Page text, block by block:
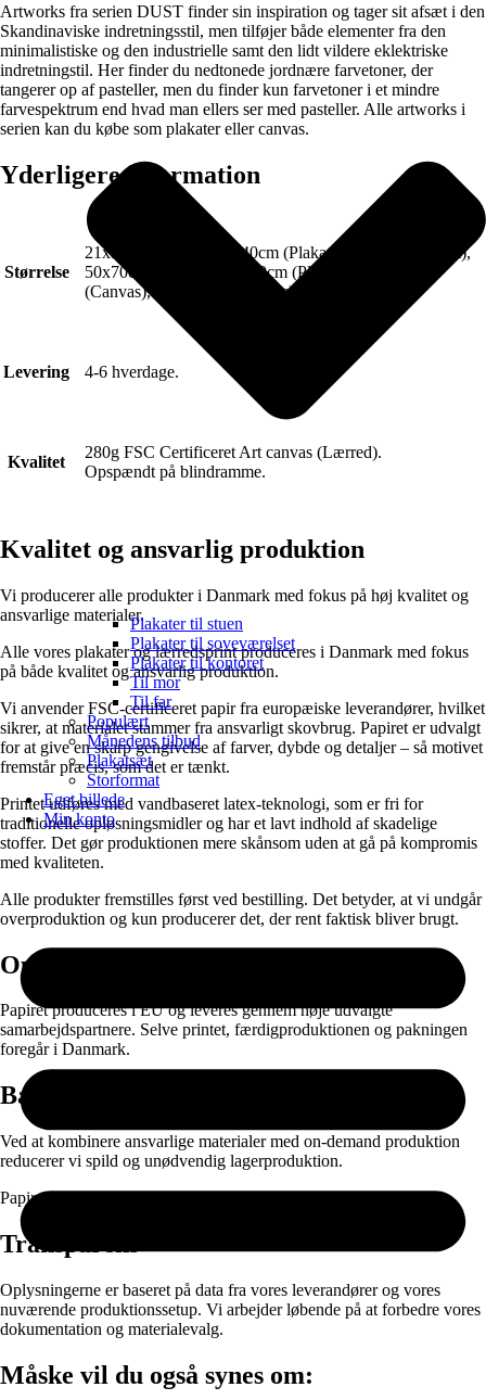
Plakater til stuen
Plakater til soveværelset
Plakater til kontoret
Til mor
Til far
Populært
Månedens tilbud
Plakatsæt
Storformat
Eget billede
Min konto
Artworks fra serien DUST finder sin inspiration og tager sit afsæt i den
Skandinaviske indretningsstil, men tilføjer både elementer fra den
minimalistiske og den industrielle samt den lidt vildere eklektriske
indretningstil. Her finder du nedtonede jordnære farvetoner, der
tangerer op af pasteller, men du finder kun farvetoner i et mindre
farvespektrum end hvad man ellers ser med pasteller. Alle artworks i
serien kan du købe som plakater eller canvas.
Yderligere information
Størrelse
21x30cm (Plakat), 30x40cm (Plakat), 40x50cm (Plakat),
50x70cm (Plakat), 70x100cm (Plakat), 50x70cm
(Canvas), 70x100cm (Canvas)
Levering 4-6 hverdage.
Kvalitet
280g FSC Certificeret Art canvas (Lærred).
Opspændt på blindramme.
Kvalitet og ansvarlig produktion
Vi producerer alle produkter i Danmark med fokus på høj kvalitet og
ansvarlige materialer.
Alle vores plakater og lærredsprint produceres i Danmark med fokus
på både kvalitet og ansvarlig produktion.
Vi anvender FSC-certificeret papir fra europæiske leverandører, hvilket
sikrer, at materialet stammer fra ansvarligt skovbrug. Papiret er udvalgt
for at give en skarp gengivelse af farver, dybde og detaljer – så motivet
fremstår præcis, som det er tænkt.
Printet udføres med vandbaseret latex-teknologi, som er fri for
traditionelle opløsningsmidler og har et lavt indhold af skadelige
stoffer. Det gør produktionen mere skånsom uden at gå på kompromis
med kvaliteten.
Alle produkter fremstilles først ved bestilling. Det betyder, at vi undgår
overproduktion og kun producerer det, der rent faktisk bliver brugt.
Oprindelse
Papiret produceres i EU og leveres gennem nøje udvalgte
samarbejdspartnere. Selve printet, færdigproduktionen og pakningen
foregår i Danmark.
Bæredygtighed
Ved at kombinere ansvarlige materialer med on-demand produktion
reducerer vi spild og unødvendig lagerproduktion.
Papir og emballage kan sorteres til genanvendelse efter brug.
Transparens
Oplysningerne er baseret på data fra vores leverandører og vores
nuværende produktionssetup. Vi arbejder løbende på at forbedre vores
dokumentation og materialevalg.
Måske vil du også synes om: